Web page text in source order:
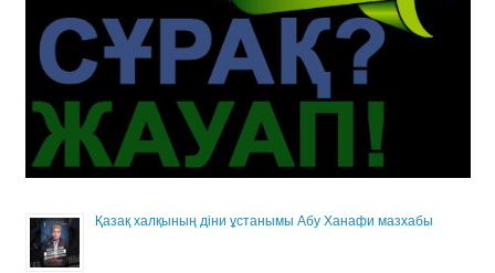
Қазақ халқының діни ұстанымы Абу Ханафи мазхабы